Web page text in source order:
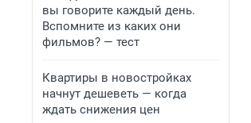
вы говорите каждый день.
Вспомните из каких они
фильмов? — тест
Квартиры в новостройках
начнут дешеветь — когда
ждать снижения цен